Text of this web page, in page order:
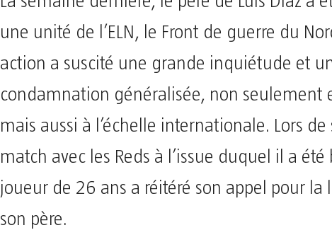
une unité de l’ELN, le Front de guerre du
action a suscité une grande inquiétude et
condamnation généralisée, non seulement
mais aussi à l’échelle internationale. Lors
match avec les Reds à l’issue duquel il a été
joueur de 26 ans a réitéré son appel pour la
son père.